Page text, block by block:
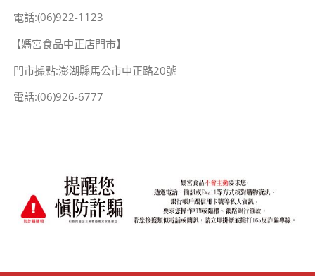
電話:(06)922-1123
【媽宮食品中正店門市】
門市據點:澎湖縣馬公市中正路20號
電話:(06)926-6777